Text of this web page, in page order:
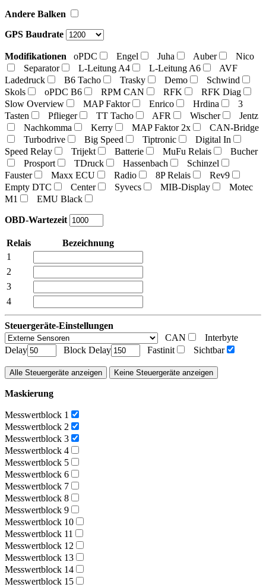
Andere Balken
GPS Baudrate
Modifikationen oPDC Engel Juha Auber
Nico
Separator
L-Leitung A4 L-Leitung A6
AVF
Ladedruck
B6 Tacho Trasky Demo
Schwind
Skols
oPDC B6 RPM CAN RFK
RFK Diag
Slow Overview
MAP Faktor Enrico Hrdina
3
Tasten
Pflieger TT Tacho AFR Wischer
Jentz
Nachkomma
Kerry MAP Faktor 2x
CAN-Bridge
Turbodrive
Big Speed Tiptronic
Digital In
Speed Relay
Trijekt Batterie MuFu Relais
Bucher
Prosport
TDruck Hassenbach
Schinzel
Fauster
Maxx ECU Radio 8P Relais
Rev9
Empty DTC
Center Syvecs MIB-Display
Motec
M1
EMU Black
OBD-Wartezeit
Relais
Bezeichnung
1
2
3
4
Steuergeräte-Einstellungen
CAN
Interbyte
Delay
Block Delay Fastinit Sichtbar
Alle Steuergeräte anzeigen Keine Steuergeräte anzeigen
Maskierung
Messwertblock 1
Messwertblock 2
Messwertblock 3
Messwertblock 4
Messwertblock 5
Messwertblock 6
Messwertblock 7
Messwertblock 8
Messwertblock 9
Messwertblock 10
Messwertblock 11
Messwertblock 12
Messwertblock 13
Messwertblock 14
Messwertblock 15